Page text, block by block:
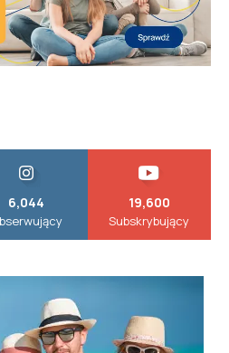
6,044 19,600
Subskrybujący